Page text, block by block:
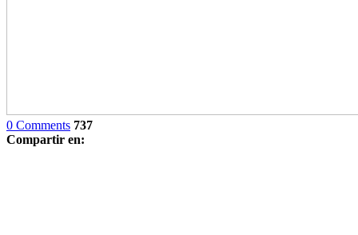
0 Comments 737
Compartir en: